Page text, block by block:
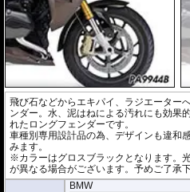
飛び石などからエキパイ、ラジエーター
ンダー。水、泥はねによる汚れにも効果
れたロングフェンダーです。
車種別専用設計品の為、デザインも違和
みます。
※カラーはグロスブラックとなります。
が異なる場合がございます。予めご了承下
BMW